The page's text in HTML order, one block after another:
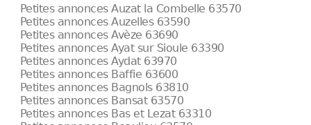
Petites annonces Auzat la Combelle 63570
Petites annonces Auzelles 63590
Petites annonces Avèze 63690
Petites annonces Ayat sur Sioule 63390
Petites annonces Aydat 63970
Petites annonces Baffie 63600
Petites annonces Bagnols 63810
Petites annonces Bansat 63570
Petites annonces Bas et Lezat 63310